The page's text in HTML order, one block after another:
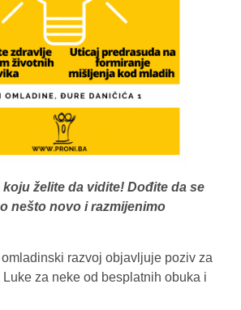
želite da vidite! Dođite da se
nešto novo i razmijenimo
razvoj objavljuje poziv za
za neke od besplatnih obuka i